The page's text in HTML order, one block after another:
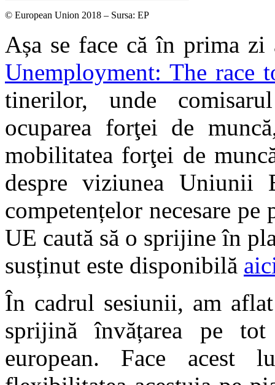
© European Union 2018 – Sursa: EP
Așa se face că în prima zi
Unemployment: The race
tinerilor, unde
ocuparea forţei de
mobilitatea forţei de
despre viziunea
competențelor necesare
UE caută să o sprijine în
susținut este disponibilă
În cadrul sesiunii, am
sprijină învățarea pe
european. Face acest